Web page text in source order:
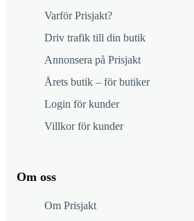
Varför Prisjakt?
Driv trafik till din butik
Annonsera på Prisjakt
Årets butik – för butiker
Login för kunder
Villkor för kunder
Om oss
Om Prisjakt